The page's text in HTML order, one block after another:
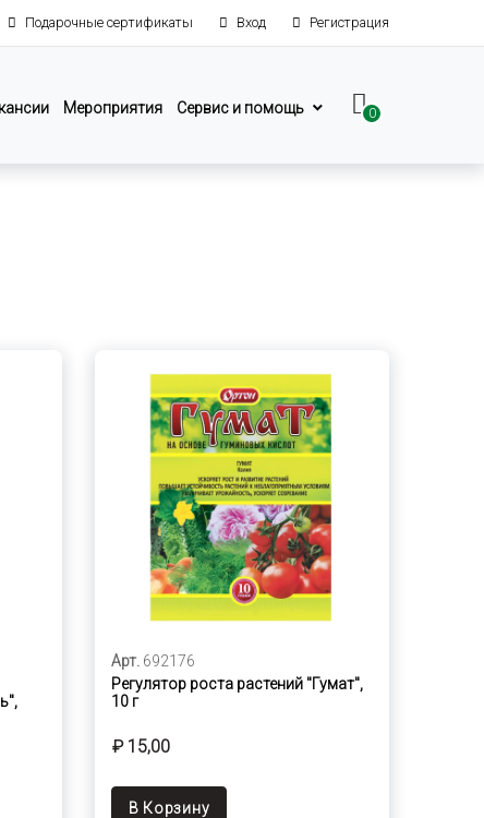
Подарочные сертификаты Вход Регистрация
Мероприятия Сервис и помощь 0
Арт. 692176
Регулятор роста растений "Гумат",
10 г
₽ 15,00
В Корзину